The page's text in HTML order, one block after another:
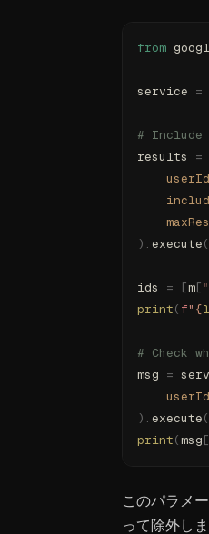
from
service =
#
results =
    userId
). execute
ids = [m[ "
print( f" {
# Check
msg =
    userId
). execute
print(msg[
このパラメ
って除外し